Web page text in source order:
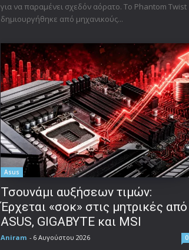
για να παραμένει σχεδόν αόρατο. Το Phantom Twist
δημιουργήθηκε από μηχανικούς...
Asus
Τσουνάμι αυξήσεων τιμών:
Έρχεται «σοκ» στις μητρικές από
ASUS, GIGABYTE και MSI
Aniram - 6 Αυγούστου 2026 0